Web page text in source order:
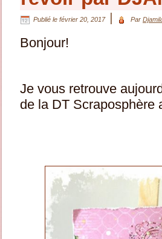
Publié le février 20, 2017 Par
Bonjour!
Je vous retrouve
de la DT Scraposphère